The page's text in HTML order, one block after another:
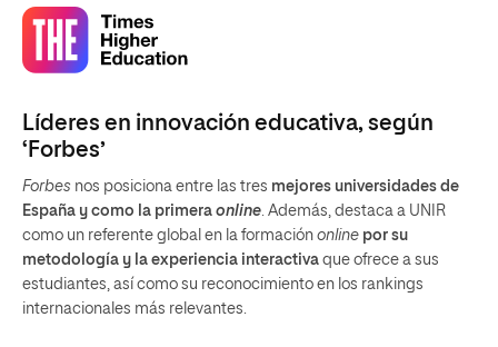
Líderes en innovación educativa, según
‘Forbes’
Forbes nos posiciona entre las tres mejores universidades de
España y como la primera online. Además, destaca a UNIR
como un referente global en la formación online por su
metodología y la experiencia interactiva que ofrece a sus
estudiantes, así como su reconocimiento en los rankings
internacionales más relevantes.